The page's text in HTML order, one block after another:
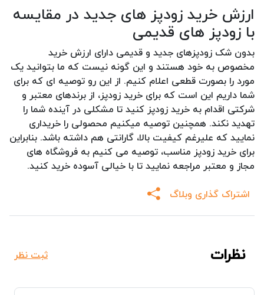
ارزش خرید زودپز های جدید در مقایسه
با زودپز های قدیمی
بدون شک زودپزهای جدید و قدیمی دارای ارزش خرید
مخصوص به خود هستند و این گونه نیست که ما بتوانید یک
مورد را بصورت قطعی اعلام کنیم. از این رو توصیه ای که برای
شما داریم این است که برای خرید زودپز، از برندهای معتبر و
شرکتی اقدام به خرید زودپز کنید تا مشکلی در آینده شما را
تهدید نکند. همچنین توصیه میکنیم محصولی را خریداری
نمایید که علیرغم کیفیت بالا، گارانتی هم داشته باشد. بنابراین
برای خرید زودپز مناسب، توصیه می کنیم به فروشگاه های
مجاز و معتبر مراجعه نمایید تا با خیالی آسوده خرید کنید.
اشتراک گذاری وبلاگ
نظرات ثبت نظر